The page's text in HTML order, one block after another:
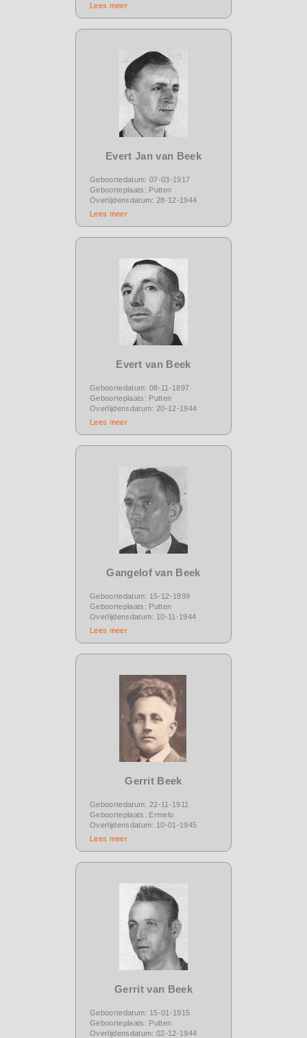
Lees meer
Evert Jan van Beek
Geboortedatum: 07-03-1917
Geboorteplaats: Putten
Overlijdensdatum: 28-12-1944
Lees meer
Evert van Beek
Geboortedatum: 08-11-1897
Geboorteplaats: Putten
Overlijdensdatum: 20-12-1944
Lees meer
Gangelof van Beek
Geboortedatum: 15-12-1899
Geboorteplaats: Putten
Overlijdensdatum: 10-11-1944
Lees meer
Gerrit Beek
Geboortedatum: 22-11-1911
Geboorteplaats: Ermelo
Overlijdensdatum: 10-01-1945
Lees meer
Gerrit van Beek
Geboortedatum: 15-01-1915
Geboorteplaats: Putten
Overlijdensdatum: 02-12-1944